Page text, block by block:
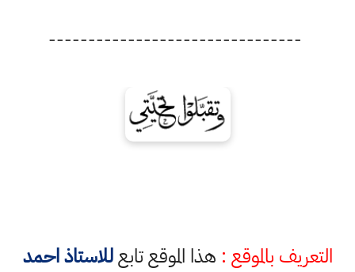
--------------------------------
التعريف بالموقع : هذا الموقع تابعللاستاذ احمد